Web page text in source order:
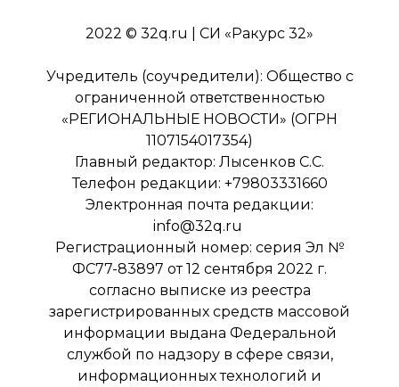
2022 © 32q.ru | СИ «Ракурс 32»
Учредитель (соучредители): Общество с
ограниченной ответственностью
«РЕГИОНАЛЬНЫЕ НОВОСТИ» (ОГРН
1107154017354)
Главный редактор: Лысенков С.С.
Телефон редакции: +79803331660
Электронная почта редакции:
info@32q.ru
Регистрационный номер: серия Эл №
ФС77-83897 от 12 сентября 2022 г.
согласно выписке из реестра
зарегистрированных средств массовой
информации выдана Федеральной
службой по надзору в сфере связи,
информационных технологий и